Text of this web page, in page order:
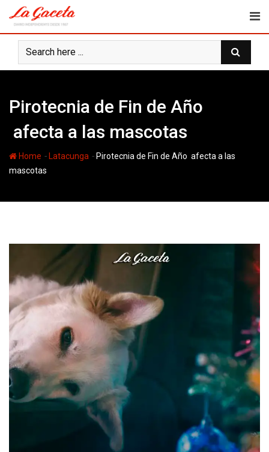
content
Pirotecnia de Fin de Año
afecta a las mascotas
Home - Latacunga - Pirotecnia de Fin de Año afecta a las
mascotas